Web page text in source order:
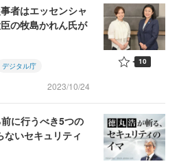
者はエッセンシャ
の牧島かれん氏が
デジタル庁
2023/10/24
10
に行うべき5つの
いセキュリティ